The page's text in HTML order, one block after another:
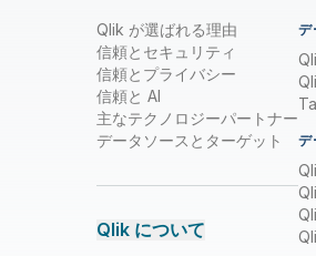
Qlik が選ばれる理由
信頼とセキュリティ
信頼とプライバシー
信頼と AI
主なテクノロジーパートナー
データソースとターゲット
Qlik について
デ
デ